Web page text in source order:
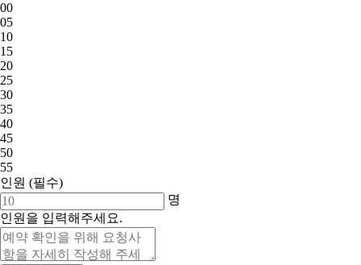
00
05
10
15
20
25
30
35
40
45
50
55
인원 (필수)
명
인원을 입력해주세요.